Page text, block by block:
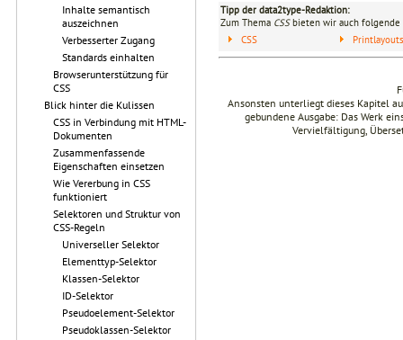
Inhalte semantisch
auszeichnen
Verbesserter Zugang
Standards einhalten
Browserunterstützung für
CSS
Blick hinter die Kulissen
CSS in Verbindung mit HTML-
Dokumenten
Zusammenfassende
Eigenschaften einsetzen
Wie Vererbung in CSS
funktioniert
Selektoren und Struktur von
CSS-Regeln
Universeller Selektor
Elementtyp-Selektor
Klassen-Selektor
ID-Selektor
Pseudoelement-Selektor
Pseudoklassen-Selektor
Tipp der data2type-Redaktion:
Zum Thema CSSbieten wir auch folgende
CSS
Ansonsten unterliegt dieses Kapitel
gebundene Ausgabe: Das Werk
Vervielfältigung,